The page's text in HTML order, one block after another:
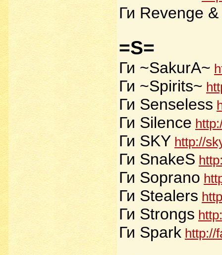
Ги Revenge
=S=
Ги ~SakurA~
Ги ~Spirits~
Ги Senseless
Ги Silence
Ги SKY http://
Ги SnakeS
Ги Soprano
Ги Stealers
Ги Strongs
Ги Spark http://